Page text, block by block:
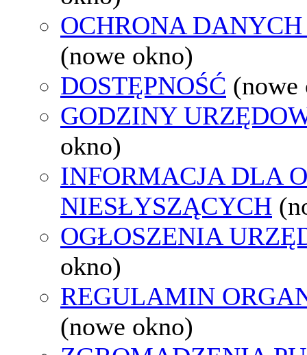
OCHRONA
(nowe okno)
DOSTĘPNOŚĆ (nowe
GODZINY
okno)
INFORMACJA DLA
NIESŁYSZĄCYCH
OGŁOSZENIA
okno)
REGULAMIN
(nowe okno)